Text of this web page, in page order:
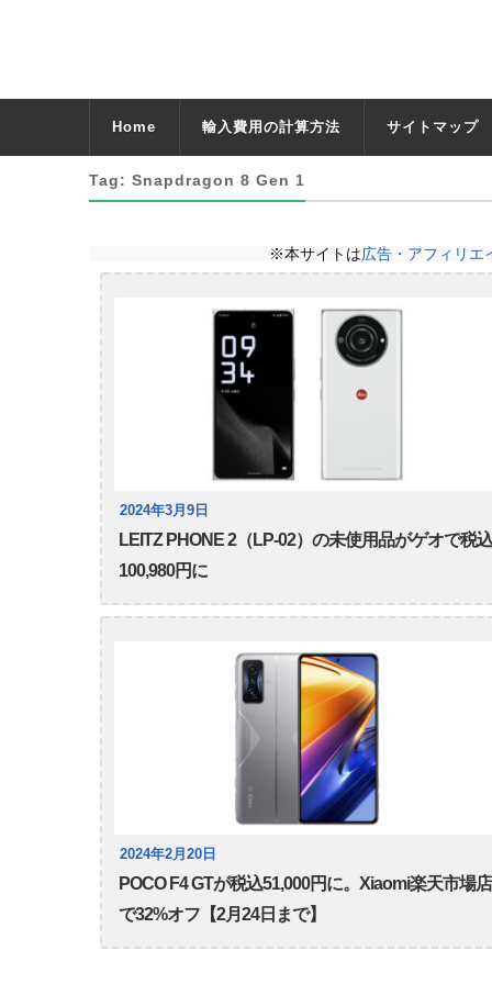
Home 輸入費用の計算方法 サイトマップ
Tag: Snapdragon 8 Gen 1
※本サイトは広告・アフィリエ
2024年3月9日
LEITZ PHONE 2（LP-02）の未使用品がゲオで税込
100,980円に
2024年2月20日
POCO F4 GTが税込51,000円に。Xiaomi楽天市場店
で32%オフ【2月24日まで】